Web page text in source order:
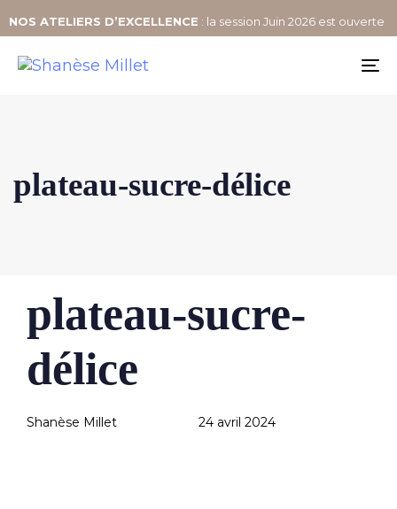
NOS ATELIERS D’EXCELLENCE : la session Juin 2026 est ouverte
plateau-sucre-délice
IN:
plateau-sucre-
délice
Shanèse Millet
on:
24 avril 2024